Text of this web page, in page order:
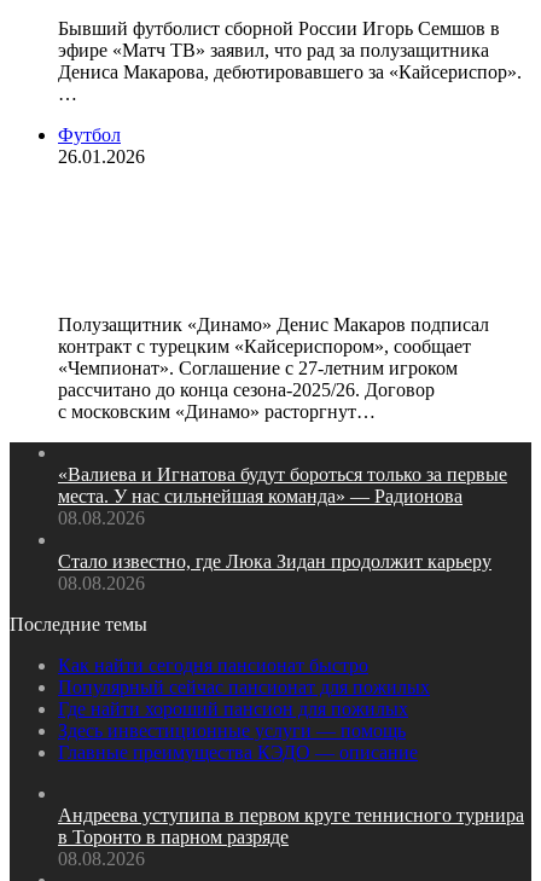
Бывший футболист сборной России Игорь Семшов в
эфире «Матч ТВ» заявил, что рад за полузащитника
Дениса Макарова, дебютировавшего за «Кайсериспор».
…
Футбол
26.01.2026
Полузащитник «Динамо» Денис Макаров подписал
контракт с турецким «Кайсериспором», сообщает
«Чемпионат». Соглашение с 27‑летним игроком
рассчитано до конца сезона‑2025/26. Договор
с московским «Динамо» расторгнут…
«Валиева и Игнатова будут бороться только за первые
места. У нас сильнейшая команда» — Радионова
08.08.2026
Стало известно, где Люка Зидан продолжит карьеру
08.08.2026
Последние темы
Как найти сегодня пансионат быстро
Популярный сейчас пансионат для пожилых
Где найти хороший пансион для пожилых
Здесь инвестиционные услуги — помощь
Главные преимущества КЭДО — описание
Андреева уступипа в первом круге теннисного турнира
в Торонто в парном разряде
08.08.2026